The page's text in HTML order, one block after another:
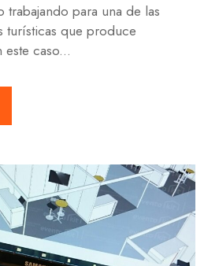
trabajando para una de las
turísticas que produce
caso...